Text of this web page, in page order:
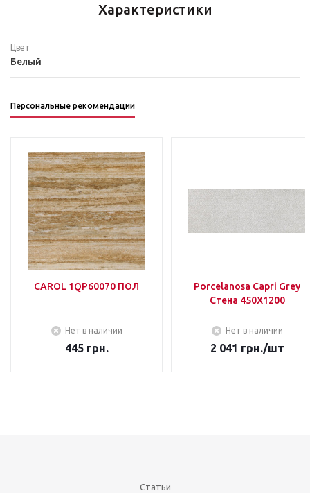
Характеристики
Цвет
Белый
Персональные рекомендации
CAROL 1QP60070 ПОЛ
Нет в наличии
445грн.
Porcelanosa Capri Grey
Стена 450Х1200
Нет в наличии
2 041 грн./шт
Статьи